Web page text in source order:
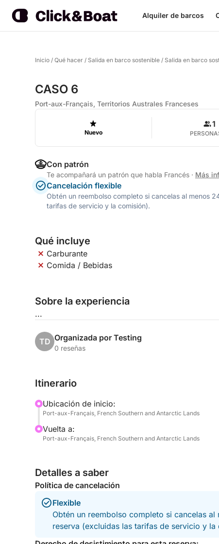
Alquiler de barcos
Inicio / Qué hacer / Salida en barco sostenible / Salida en barco
CASO 6
Port-aux-Français, Territorios Australes Franceses
Nuevo
1
Con patrón
Te acompañará un patrón que habla Francés · Más
Cancelación flexible
Obtén un reembolso completo si cancelas al menos
tarifas de servicio y la comisión).
Qué incluye
Carburante
Comida / Bebidas
Sobre la experiencia
...
TD Organizada por Testing
0 reseñas
Itinerario
Ubicación de inicio:
Port-aux-Français, French Southern and Antarctic Lands
Vuelta a:
Port-aux-Français, French Southern and Antarctic Lands
Detalles a saber
Política de cancelación
Flexible
Obtén un reembolso completo si cancelas
reserva (excluidas las tarifas de servicio y la